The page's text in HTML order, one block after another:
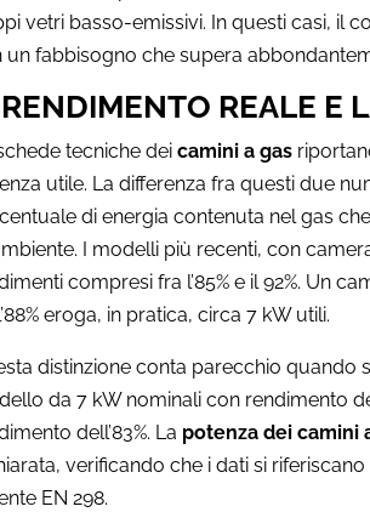
vetri basso-emissivi. In questi casi, il
un fabbisogno che supera
REALE E
tecniche deicamini a gas
utile. La differenza fra questi due
di energia contenuta nel gas
I modelli più recenti, con
compresi fra l’85% e il 92%. Un
eroga, in pratica, circa 7 kW utili.
distinzione conta parecchio
da 7 kW nominali con rendimento
dell’83%. La potenza dei camini
verificando che i dati si
EN 298.